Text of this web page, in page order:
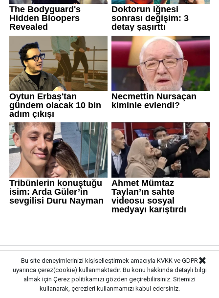
Gazete Pencere © 2019
Ana Sayfa Künye İletişim
Gizlilik İlkeleri
Bu site deneyimlerinizi kişiselleştirmek amacıyla KVKK ve GDPR
uyarınca çerez(cookie) kullanmaktadır. Bu konu hakkında detaylı bilgi
almak için Çerez politikamızı gözden geçirebilirsiniz. Sitemizi
kullanarak, çerezleri kullanmamızı kabul edersiniz.